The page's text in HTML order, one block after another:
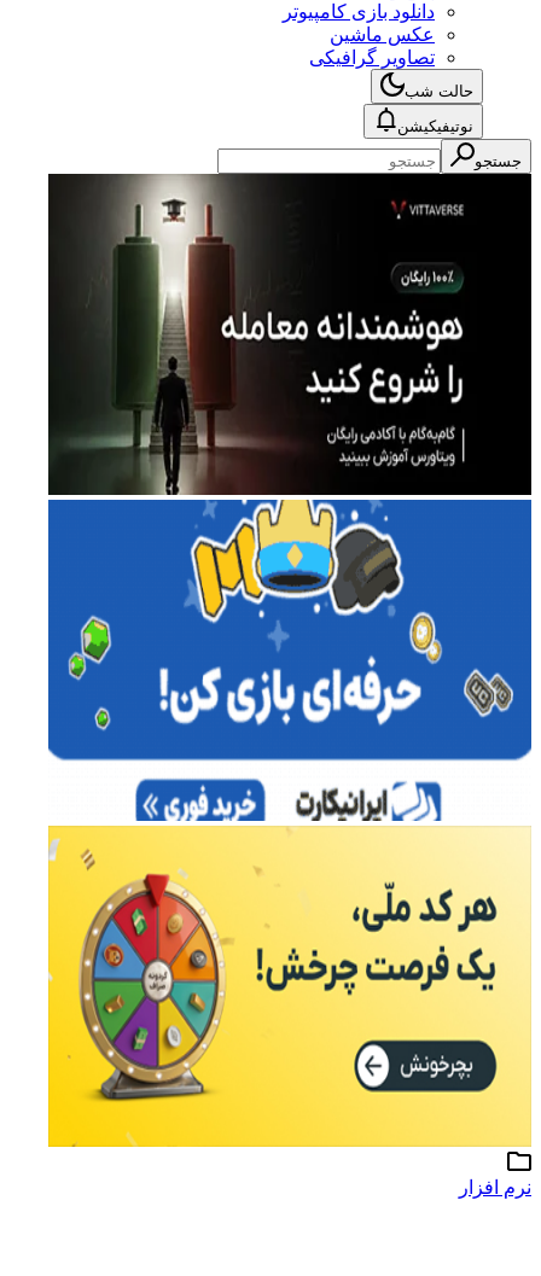
دانلود بازی کامپیوتر
عکس ماشین
تصاویر گرافیکی
حالت شب
نوتیفیکیشن
جستجو
نرم افزار